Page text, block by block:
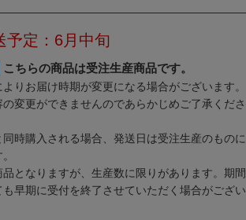
予定：6月中旬
こちらの商品は受注生産商品です。
りお届け時期が変更になる場合がございます。
の変更ができませんのであらかじめご了承くださ
同時購入される場合、発送日は受注生産のものに
品となりますが、生産数に限りがあります。期間
も早期に受付を終了させていただく場合がござい